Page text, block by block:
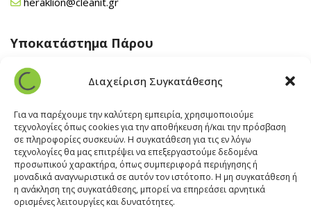
Διαχείριση Συγκατάθεσης
Για να παρέχουμε την καλύτερη εμπειρία, χρησιμοποιούμε
τεχνολογίες όπως cookies για την αποθήκευση ή/και την πρόσβαση
σε πληροφορίες συσκευών. Η συγκατάθεση για τις εν λόγω
τεχνολογίες θα μας επιτρέψει να επεξεργαστούμε δεδομένα
προσωπικού χαρακτήρα, όπως συμπεριφορά περιήγησης ή
μοναδικά αναγνωριστικά σε αυτόν τον ιστότοπο. Η μη συγκατάθεση ή
η ανάκληση της συγκατάθεσης, μπορεί να επηρεάσει αρνητικά
ορισμένες λειτουργίες και δυνατότητες.
Υποκατάστημα Πάρου
Άγιος Βλάσης Αρχίλοχος, Πάρος 84400
22840 43 163
paros@cleanit.gr
Υποκατάστημα Σαντορίνης
Έξω Γωνία, Σαντορίνη847 00
22860 22322